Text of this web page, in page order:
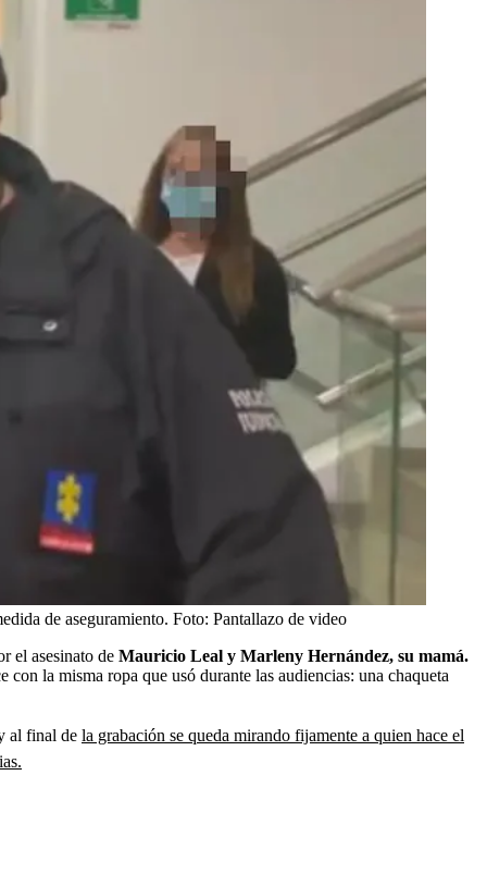
de aseguramiento. Foto: Pantallazo de video
el asesinato de Mauricio Leal y Marleny Hernández, su mamá.
la misma ropa que usó durante las audiencias: una chaqueta
al final de la grabación se queda mirando fijamente a quien hace el